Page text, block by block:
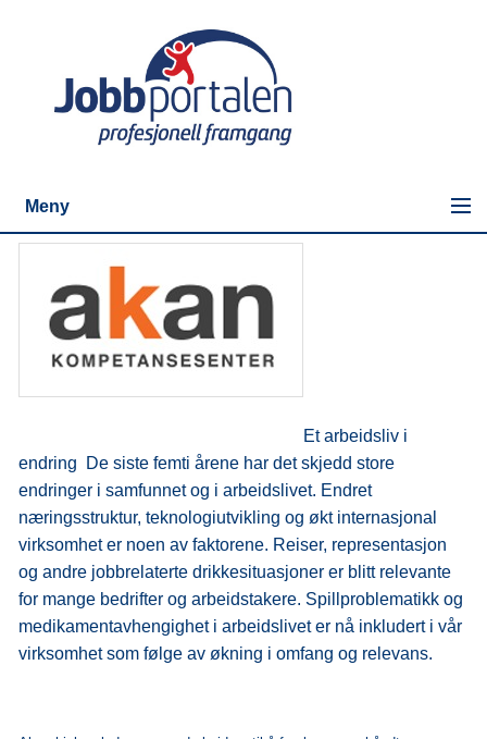
Meny
Et arbeidsliv i
endring
De siste femti årene har det skjedd store
endringer i samfunnet og i arbeidslivet. Endret
næringsstruktur, teknologiutvikling og økt internasjonal
virksomhet er noen av faktorene. Reiser, representasjon
og andre jobbrelaterte drikkesituasjoner er blitt relevante
for mange bedrifter og arbeidstakere. Spillproblematikk og
medikamentavhengighet i arbeidslivet er nå inkludert i vår
virksomhet som følge av økning i omfang og relevans.